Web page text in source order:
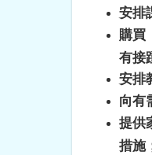
安排
購買
有接
安排
向有
提供
措施